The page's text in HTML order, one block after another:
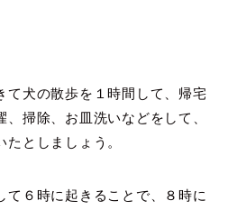
て犬の散歩を１時間して、帰宅
掃除、お皿洗いなどをして、
としましょう。
て６時に起きることで、８時に